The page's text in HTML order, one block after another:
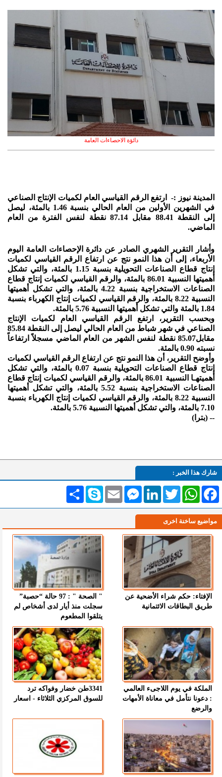
دائؤة الاحصاءات العامة
المدينة نيوز :- ارتفع الرقم القياسي العام لكميات الإنتاج الصناعي
في الشهرين الأولين من العام الحالي بنسبة 1.46 بالمئة، ليصل
إلى النقطة 88.41 مقابل 87.14 نقطة لنفس الفترة من العام
الماضي.
وأشار التقرير الشهري الصادر عن دائرة الإحصاءات العامة اليوم
الأربعاء، إلى أن هذا النمو نتج عن ارتفاع الرقم القياسي لكميات
إنتاج قطاع الصناعات التحويلية بنسبة 1.15 بالمئة، والتي تشكل
أهميتها النسبية 86.01 بالمئة، والرقم القياسي لكميات إنتاج قطاع
الصناعات الاستخراجية بنسبة 4.22 بالمئة، والتي تشكل أهميتها
النسبية 8.22 بالمئة، والرقم القياسي لكميات إنتاج الكهرباء بنسبة
1.84 بالمئة والتي تشكل أهميتها النسبية 5.76 بالمئة.
وبحسب التقرير، ارتفع الرقم القياسي العام لكميات الإنتاج
الصناعي في شهر شباط من العام الحالي ليصل إلى النقطة 85.84
مقابل85.07 نقطة لنفس الشهر من العام الماضي مسجلاً ارتفاعاً
نسبته 0.90 بالمئة.
وأوضح التقرير، أن هذا النمو نتج عن ارتفاع الرقم القياسي لكميات
إنتاج قطاع الصناعات التحويلية بنسبة 0.07 بالمئة، والتي تشكل
أهميتهـا النسبية 86.01 بالمئة، والرقم القياسي لكميات إنتاج قطاع
الصناعات الاستخراجية بنسبة 5.52 بالمئة، والتي تشكل أهميتها
النسبية 8.22 بالمئة، والرقم القياسي لكميات إنتاج الكهرباء بنسبة
7.10 بالمئة، والتي تشكل أهميتها النسبية 5.76 بالمئة.
-- (بترا)
شارك هذا الخبر :
انشر Skype Email
MessengerLinkedInTwitterWhatsAppFacebook
مواضيع ساخنة اخرى
الإفتاء: حكم شراء الأضحية عن
طريق البطاقات الائتمانية
" الصحة " : 97 حالة “حصبة”
سجلت منذ أيار لدى أشخاص لم
يتلقوا المطعوم
الملكة في يوم اللاجىء العالمي
: دعونا نتأمل في معاناة الأمهات
والرضع
3341طن خضار وفواكه ترد
للسوق المركزي الثلاثاء - اسعار